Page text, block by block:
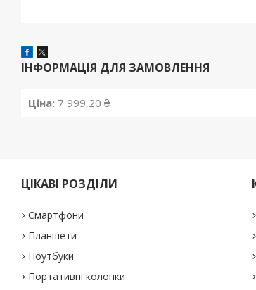
ІНФОРМАЦІЯ ДЛЯ ЗАМОВЛЕННЯ
Ціна: 7 999,20 ₴
ЦІКАВІ РОЗДІЛИ
Смартфони
Планшети
Ноутбуки
Портативні колонки